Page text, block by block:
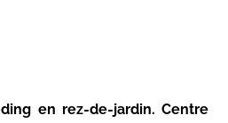
en rez-de-jardin. Centre